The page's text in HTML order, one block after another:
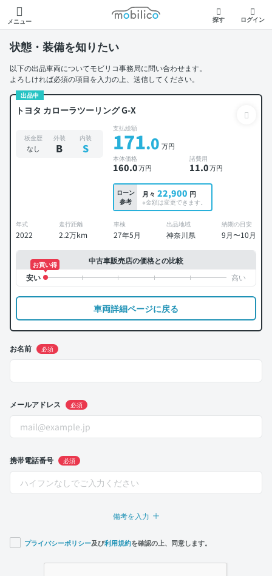
メニュー
モビリコ
探す ログイン
状態・装備を知りたい
以下の出品車両についてモビリコ事務局に問い合わせます。
よろしければ必須の項目を入力の上、送信してください。
出品中
トヨタ カローラツーリング G-X
板金歴
なし
外装
B
内装
S
支払総額
171.0 万円
本体価格
160.0万円
諸費用
11.0万円
ローン
参考
月々 22,900 円
※金額は変更できます。
年式
2022
走行距離
2.2万km
車検
27年5月
出品地域
神奈川県
納期の目安
9月〜10月
中古車販売店の価格との比較
お買い得
車両詳細ページに戻る
お名前 必須
メールアドレス 必須
携帯電話番号 必須
備考を入力
プライバシーポリシー及び利用規約を確認の上、同意します。